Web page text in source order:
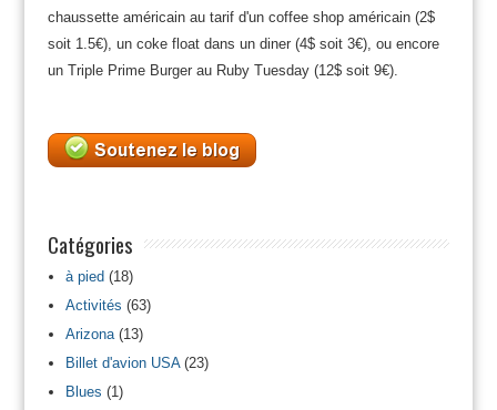
chaussette américain au tarif d'un coffee shop américain (2$
soit 1.5€), un coke float dans un diner (4$ soit 3€), ou encore
un Triple Prime Burger au Ruby Tuesday (12$ soit 9€).
Catégories
à pied(18)
Activités (63)
Arizona(13)
Billet d'avion USA(23)
Blues (1)